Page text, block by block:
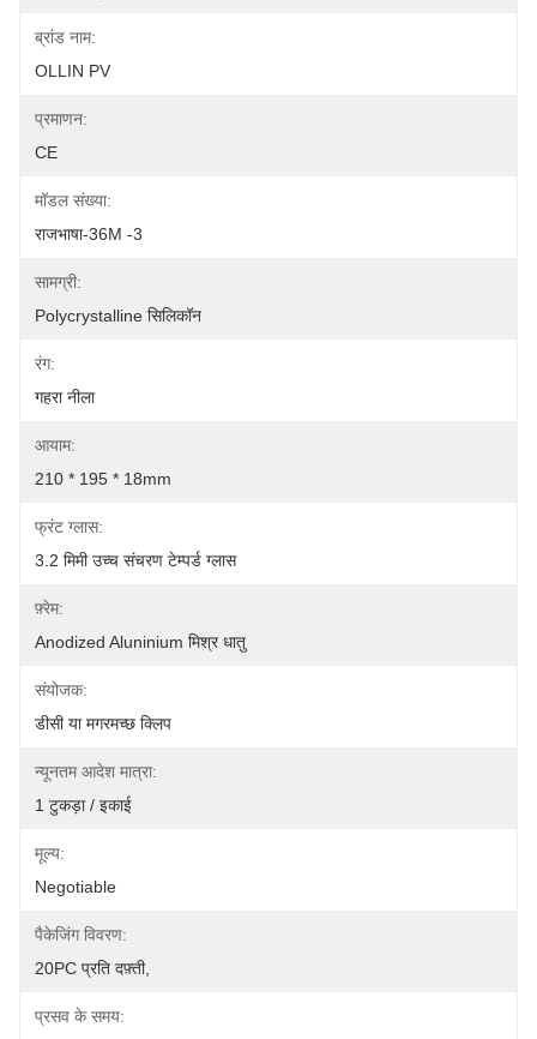
ब्रांड नाम:
OLLIN PV
प्रमाणन:
CE
मॉडल संख्या:
राजभाषा-36M -3
सामग्री:
Polycrystalline सिलिकॉन
रंग:
गहरा नीला
आयाम:
210 * 195 * 18mm
फ्रंट ग्लास:
3.2 मिमी उच्च संचरण टेम्पर्ड ग्लास
फ़्रेम:
Anodized Aluninium मिश्र धातु
संयोजक:
डीसी या मगरमच्छ क्लिप
न्यूनतम आदेश मात्रा:
1 टुकड़ा / इकाई
मूल्य:
Negotiable
पैकेजिंग विवरण:
20PC प्रति दफ़्ती,
प्रसव के समय: